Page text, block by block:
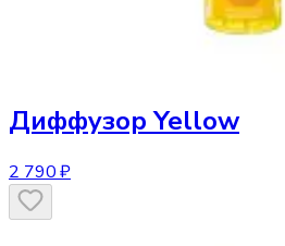
Диффузор Yellow
2 790 ₽